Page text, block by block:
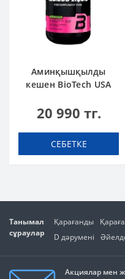
Аминқышқылды
кешен BioTech USA
Apple 500 мл
20 990 тг.
СЕБЕТКЕ
Танымал
сұраулар
Қарағанды
D дәрумені
Акциялар мен